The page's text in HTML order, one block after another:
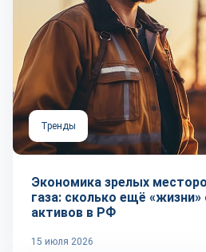
Тренды
Экономика зрелых
газа: сколько ещё
активов в РФ
15 июля 2026